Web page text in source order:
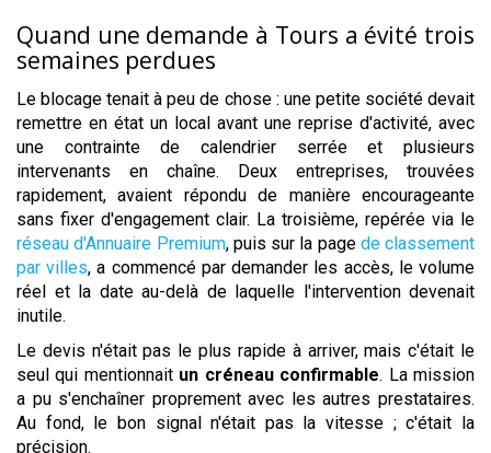
Quand une demande à Tours a évité trois
semaines perdues
Le blocage tenait à peu de chose : une petite société devait
remettre en état un local avant une reprise d'activité, avec
une contrainte de calendrier serrée et plusieurs
intervenants en chaîne. Deux entreprises, trouvées
rapidement, avaient répondu de manière encourageante
sans fixer d'engagement clair. La troisième, repérée via le
réseau d'Annuaire Premium, puis sur la page de classement
par villes, a commencé par demander les accès, le volume
réel et la date au-delà de laquelle l'intervention devenait
inutile.
Le devis n'était pas le plus rapide à arriver, mais c'était le
seul qui mentionnait un créneau confirmable. La mission
a pu s'enchaîner proprement avec les autres prestataires.
Au fond, le bon signal n'était pas la vitesse ; c'était la
précision.